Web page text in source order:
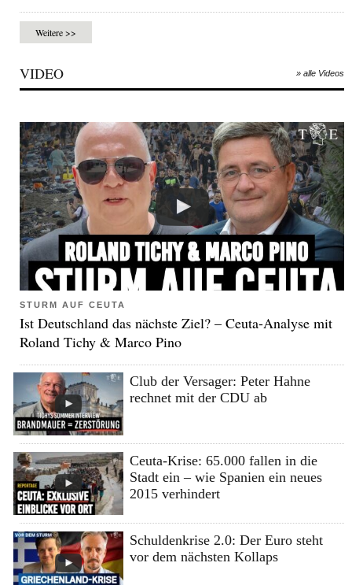
Weitere >>
VIDEO » alle Videos
STURM AUF CEUTA
Ist Deutschland das nächste Ziel? – Ceuta-Analyse mit
Roland Tichy & Marco Pino
Club der Versager: Peter Hahne
rechnet mit der CDU ab
Ceuta-Krise: 65.000 fallen in die
Stadt ein – wie Spanien ein neues
2015 verhindert
Schuldenkrise 2.0: Der Euro steht
vor dem nächsten Kollaps